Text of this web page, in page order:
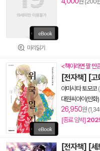
미리읽기
<책이라면 팔 만
[전자책] [고
야마시타 토모코(
대원씨아이(만화)
26,950원
[종료 임박]
[전자책] [세